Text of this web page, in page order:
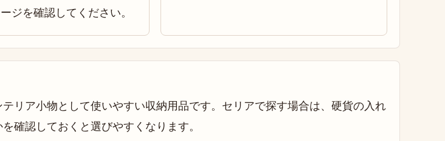
ジを確認してください。
リア小物として使いやすい収納用品です。セリアで探す場合は、硬貨の入れ
確認しておくと選びやすくなります。